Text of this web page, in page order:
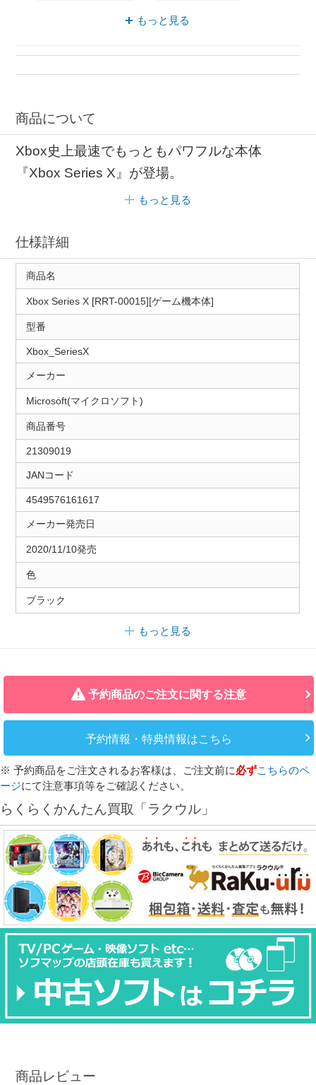
Xbox Series ソフト
もっと見る
商品について
Xbox史上最速でもっともパワフルな本体
『Xbox Series X』が登場。
もっと見る
仕様詳細
商品名
Xbox Series X [RRT-00015][ゲーム機本体]
型番
Xbox_SeriesX
メーカー
Microsoft(マイクロソフト)
商品番号
21309019
JANコード
4549576161617
メーカー発売日
2020/11/10発売
色
ブラック
もっと見る
予約商品のご注文に関する注意
予約情報・特典情報はこちら
※ 予約商品をご注文されるお客様は、ご注文前に必ずこちらのペ
ージにて注意事項等をご確認ください。
らくらくかんたん買取「ラクウル」
商品レビュー